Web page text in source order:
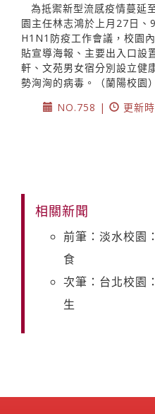
為抵禦新型流感疫情蔓延
園主任林志鴻於上月27日
H1N1防疫工作會議，校園
貼宣導海報、主要出入口設
軒、文苑男女宿分別設立健
勢洶洶的病毒。（蘭陽校園）
NO.758 |
更新
相關新聞
前筆：淡水校園
食
次筆：台北校園
生